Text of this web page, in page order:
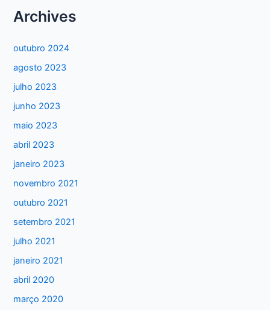
q
a
r
p
o
r
:
Archives
outubro 2024
agosto 2023
julho 2023
junho 2023
maio 2023
abril 2023
janeiro 2023
novembro 2021
outubro 2021
setembro 2021
julho 2021
janeiro 2021
abril 2020
março 2020